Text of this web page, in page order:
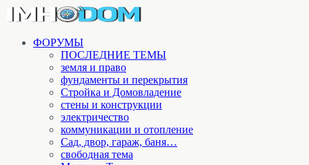
ФОРУМЫ
ПОСЛЕДНИЕ ТЕМЫ
земля и право
фундаменты и перекрытия
Стройка и Домовладение
стены и конструкции
электричество
коммуникации и отопление
Cад, двор, гараж, баня…
свободная тема